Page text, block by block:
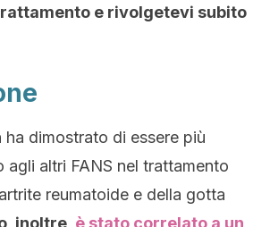
e rivolgetevi subito
ha dimostrato di essere più
agli altri FANS nel trattamento
reumatoide e della gotta
inoltre, è stato correlato a un